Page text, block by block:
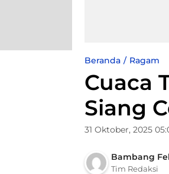
Beranda Ragam
Cuaca
Siang
31 Oktober, 2025
Bambang
Tim Redaksi